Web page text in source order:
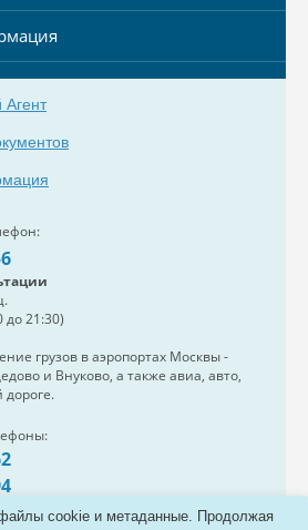
файлы cookie и метаданные. Продолжая
Агент
до 21:30)
грузов в аэропортах Москвы -
и Внуково, а также авиа, авто,